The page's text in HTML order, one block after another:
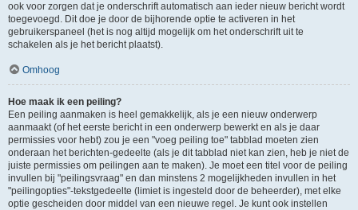
ook voor zorgen dat je onderschrift automatisch aan ieder nieuw bericht wordt
toegevoegd. Dit doe je door de bijhorende optie te activeren in het
gebruikerspaneel (het is nog altijd mogelijk om het onderschrift uit te
schakelen als je het bericht plaatst).
Omhoog
Hoe maak ik een peiling?
Een peiling aanmaken is heel gemakkelijk, als je een nieuw onderwerp
aanmaakt (of het eerste bericht in een onderwerp bewerkt en als je daar
permissies voor hebt) zou je een "voeg peiling toe" tabblad moeten zien
onderaan het berichten-gedeelte (als je dit tabblad niet kan zien, heb je niet de
juiste permissies om peilingen aan te maken). Je moet een titel voor de peiling
invullen bij "peilingsvraag" en dan minstens 2 mogelijkheden invullen in het
"peilingopties"-tekstgedeelte (limiet is ingesteld door de beheerder), met elke
optie gescheiden door middel van een nieuwe regel. Je kunt ook instellen